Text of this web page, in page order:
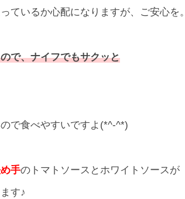
ているか心配になりますが、ご安心を。
で、ナイフでもサクッと
で食べやすいですよ(*^-^*)
手のトマトソースとホワイトソースが
す♪